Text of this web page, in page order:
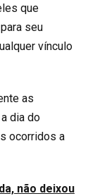
que
seu
vínculo
as
dia do
ocorridos a
não deixou